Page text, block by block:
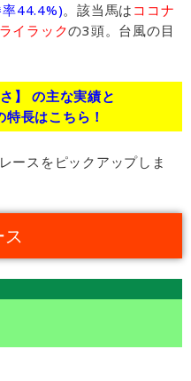
44.4%)。該当馬は ココナ
ライラックの3頭。台風の目
】 の主な実績と
長はこちら！
ースをピックアップしま